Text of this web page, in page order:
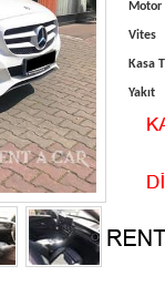
Motor
Vites
Kasa
Yakıt